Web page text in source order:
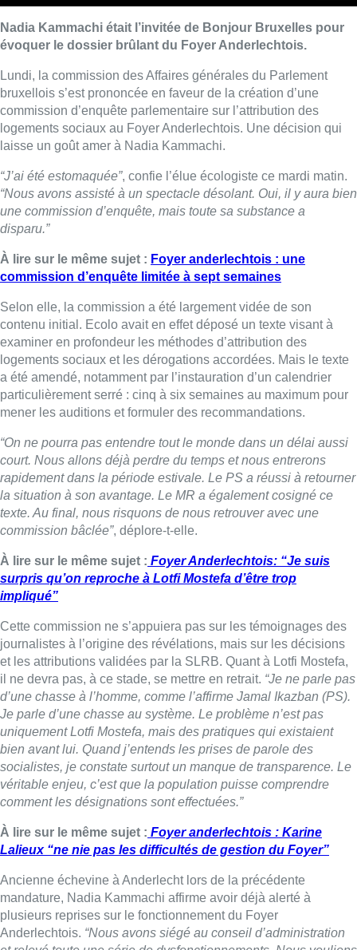
À lire sur le même sujet :Foyer anderlechtois : une
Selon elle, la commission a été largement vidée de son
contenu initial. Ecolo avait en effet déposé un texte visant à
examiner en profondeur les méthodes d’attribution des
logements sociaux et les dérogations accordées. Mais le texte
particulièrement serré : cinq à six semaines au maximum pour
mener les auditions et formuler des recommandations.
“On ne pourra pas entendre tout le monde dans un délai aussi
rapidement dans la période estivale. Le PS a réussi à retourner
la situation à son avantage. Le MR a également cosigné ce
texte. Au final, nous risquons de nous retrouver avec une
commission bâclée”
, déplore-t-elle.
À lire sur le même sujet :Foyer Anderlechtois: “Je suis
surpris qu’on reproche à Lotfi Mostefa d’être trop
impliqué”
Cette commission ne s’appuiera pas sur les témoignages des
et les attributions validées par la SLRB. Quant à Lotfi Mostefa,
il ne devra pas, à ce stade, se mettre en retrait.“Je ne parle pas
d’une chasse à l’homme, comme l’affirme Jamal Ikazban (PS).
Je parle d’une chasse au système. Le problème n’est pas
uniquement Lotfi Mostefa, mais des pratiques qui existaient
bien avant lui. Quand j’entends les prises de parole des
socialistes, je constate surtout un manque de transparence. Le
véritable enjeu, c’est que la population puisse comprendre
comment les désignations sont effectuées.”
À lire sur le même sujet :
Foyer anderlechtois : Karine
Lalieux “ne nie pas les difficultés de gestion du Foyer”
Ancienne échevine à Anderlecht lors de la précédente
mandature, Nadia Kammachi affirme avoir déjà alerté à
plusieurs reprises sur le fonctionnement du Foyer
Anderlechtois.“Nous avons siégé au conseil d’administration
et relevé toute une série de dysfonctionnements. Nous voulions
notamment anonymiser les dossiers afin d’éviter tout
favoritisme. Toutes les décisions devaient également passer
par le conseil d’administration. Mais à partir de mai 2025,
certaines règles ont changé. Nous disposons de rapports que
nous mettrons à la disposition de la commission.”
Cette affaire illustre également les tensions persistantes entre
majorité et opposition à Anderlecht. “On cherche à nous faire
taire, quel que soit le sujet”, poursuit-elle.
“Bien avant le
reportage de la VRT, j’avais déjà pointé les problèmes au sein
du Foyer. J’ai été interrompue au moins dix fois pendant mon
intervention et je n’ai obtenu aucune réponse. Il existe une